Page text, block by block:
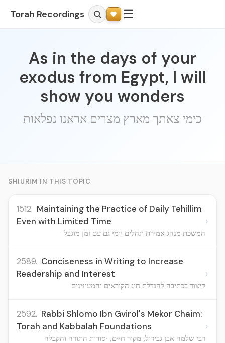
Torah Recordings ☰
As in the days of your
exodus from Egypt, I will
show you wonders
כימי צאתך מארץ מצרים אראנו נפלאות
SHIURIM IN THIS TOPIC
1512. Maintaining the Practice of Daily Tehillim
Even with Limited Time
המשכת מנהג אמירת תהלים יומי גם עם זמן מוגבל
›
2589. Conciseness in Writing to Increase
Readership and Interest
קיצור בכתיבה להגדלת חוג הקוראים והמעונינים
›
2592. Rabbi Shlomo Ibn Gvirol's Mekor Chaim:
Torah and Kabbalah Foundations
רבי שלמה אבן גבירול, מקור חיים, יסודות התורה והקבלה
›